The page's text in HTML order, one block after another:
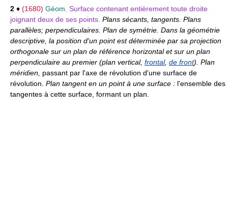
2 ♦ (1680) Géom. Surface contenant entièrement toute droite
joignant deux de ses points. Plans sécants, tangents. Plans
parallèles; perpendiculaires. Plan de symétrie. Dans la géométrie
descriptive, la position d'un point est déterminée par sa projection
orthogonale sur un plan de référence horizontal et sur un plan
perpendiculaire au premier (plan vertical, frontal, de front). Plan
méridien, passant par l'axe de révolution d'une surface de
révolution. Plan tangent en un point à une surface : l'ensemble des
tangentes à cette surface, formant un plan.